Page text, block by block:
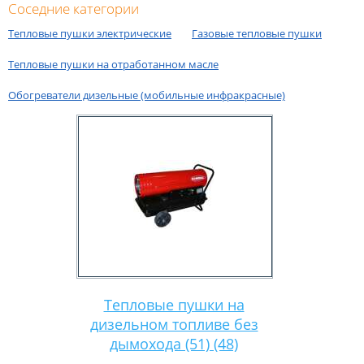
Соседние категории
Тепловые пушки электрические Газовые тепловые пушки
Тепловые пушки на отработанном масле
Обогреватели дизельные (мобильные инфракрасные)
Тепловые пушки на
дизельном топливе без
дымохода (51) (48)